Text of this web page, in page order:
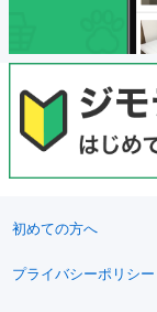
初めての方へ
プライバシーポリシー